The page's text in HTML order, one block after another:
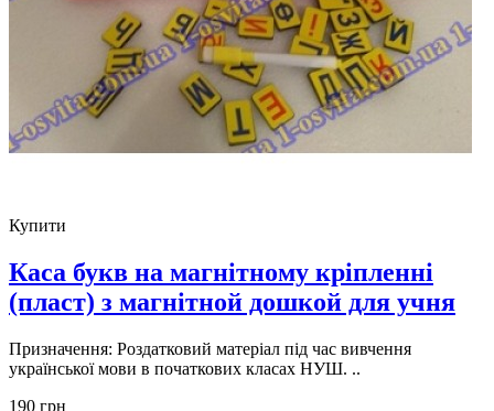
Купити
Каса букв на магнітному кріпленні
(пласт) з магнітной дошкой для учня
Призначення: Роздатковий матеріал під час вивчення
української мови в початкових класах НУШ. ..
190 грн